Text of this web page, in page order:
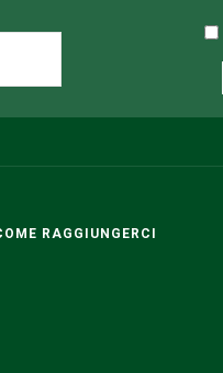
RAGGIUNGERCI